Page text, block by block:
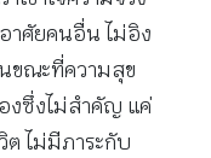
าศัยคนอื่น ไม่อิง
ขณะที่ความสุข
งซึ่งไม่สำคัญ แค่
ไม่มีภาระกับ